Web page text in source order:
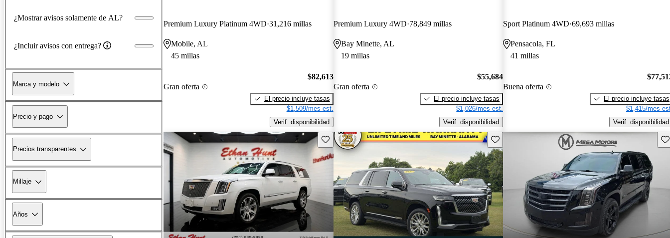
¿Mostrar avisos solamente de AL?
¿Incluir avisos con entrega?
Marca y modelo
Precio y pago
Precios transparentes
Millaje
Años
Premium Luxury Platinum 4WD 31,216 millas
Mobile, AL
45 millas
Gran oferta
$82,613
El precio incluye tasas
$1,509/mes est.
Verif. disponibilidad
Premium Luxury 4WD 78,849 millas
Bay Minette, AL
19 millas
Gran oferta
$55,684
El precio incluye tasas
$1,026/mes est.
Verif. disponibilidad
Sport Platinum 4WD 69,693 millas
Pensacola, FL
41 millas
Buena oferta
El precio incluye tasas
$1,415/mes
Verif. disponibilidad
Guarda este Aviso Guarda este Aviso